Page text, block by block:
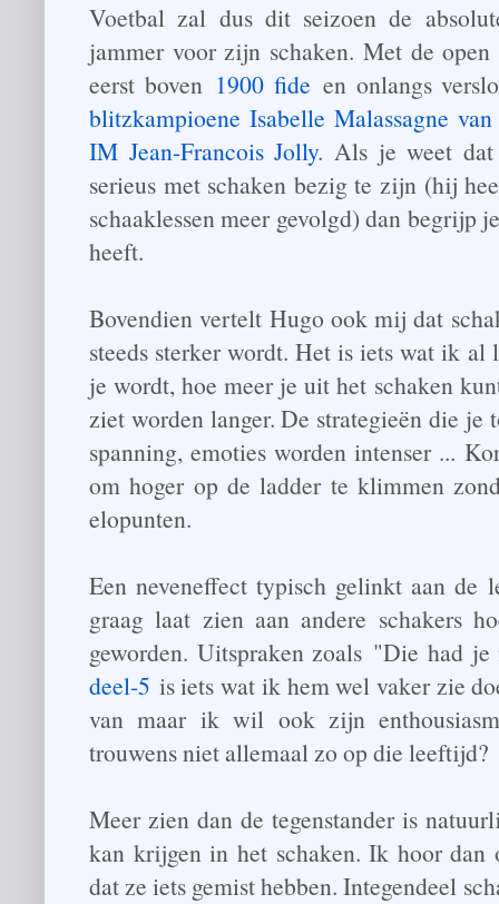
Voetbal zal dus dit seizoen de
jammer voor zijn schaken. Met de
eerst boven 1900 fide en onlangs
blitzkampioene Isabelle Malassagne
IM Jean-Francois Jolly. Als je weet
serieus met schaken bezig te zijn (hij
schaaklessen meer gevolgd) dan begrijp
heeft.
Bovendien vertelt Hugo ook mij dat
steeds sterker wordt. Het is iets wat ik al
je wordt, hoe meer je uit het schaken
ziet worden langer. De strategieën die je
spanning, emoties worden intenser ...
om hoger op de ladder te klimmen
elopunten.
Een neveneffect typisch gelinkt aan
graag laat zien aan andere schakers
geworden. Uitspraken zoals "Die had
deel-5 is iets wat ik hem wel vaker zie
van maar ik wil ook zijn
trouwens niet allemaal zo op die leeftijd?
Meer zien dan de tegenstander is
kan krijgen in het schaken. Ik hoor dan
dat ze iets gemist hebben. Integendeel